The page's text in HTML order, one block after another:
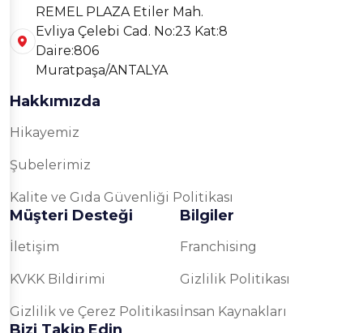
REMEL PLAZA Etiler Mah.
Evliya Çelebi Cad. No:23 Kat:8
Daire:806
Muratpaşa/ANTALYA
Hakkımızda
Hikayemiz
Şubelerimiz
Kalite ve Gıda Güvenliği Politikası
Müşteri Desteği
İletişim
KVKK Bildirimi
Gizlilik ve Çerez Politikası
Bilgiler
Franchising
Gizlilik Politikası
İnsan Kaynakları